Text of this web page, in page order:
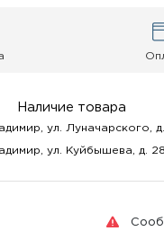
Наличие товара
ул. Луначарского,
ул. Куйбышева, д.